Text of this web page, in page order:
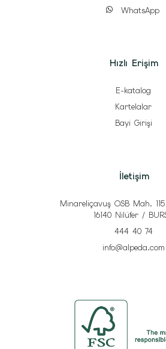
WhatsApp
Hızlı Erişim
E-katalog
Kartelalar
Bayi Girişi
İletişim
Minareliçavuş OSB Mah.
16140 Nilüfer /
444 40 74
info@alpeda.com